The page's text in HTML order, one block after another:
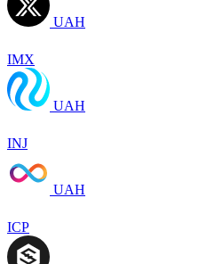
UAH
IMX
UAH
INJ
UAH
ICP